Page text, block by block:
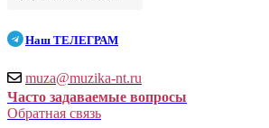
Наш ТЕЛЕГРАМ
muza@muzika-nt.ru
Часто задаваемые вопросы
Обратная связь